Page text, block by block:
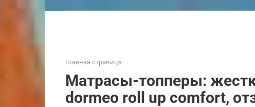
Главная страница
Матрасы-топперы:
dormeo roll up comfort,